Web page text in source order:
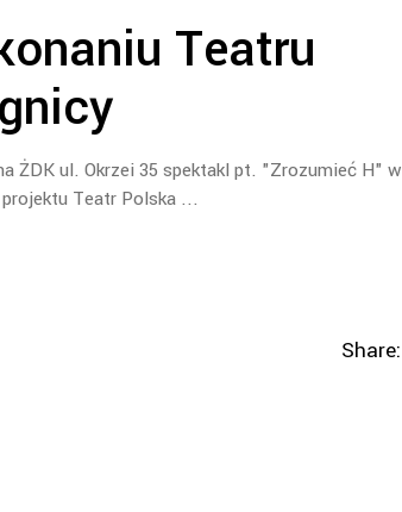
Teatru
ŻDK ul. Okrzei 35 spektakl pt. "Zrozumieć H" w
Teatr Polska
Share: